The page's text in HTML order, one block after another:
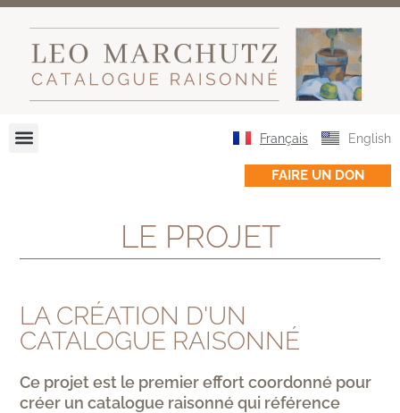
Français English
FAIRE UN DON
LE PROJET
LA CRÉATION D'UN
CATALOGUE RAISONNÉ
Ce projet est le premier effort coordonné pour
créer un catalogue raisonné qui référence